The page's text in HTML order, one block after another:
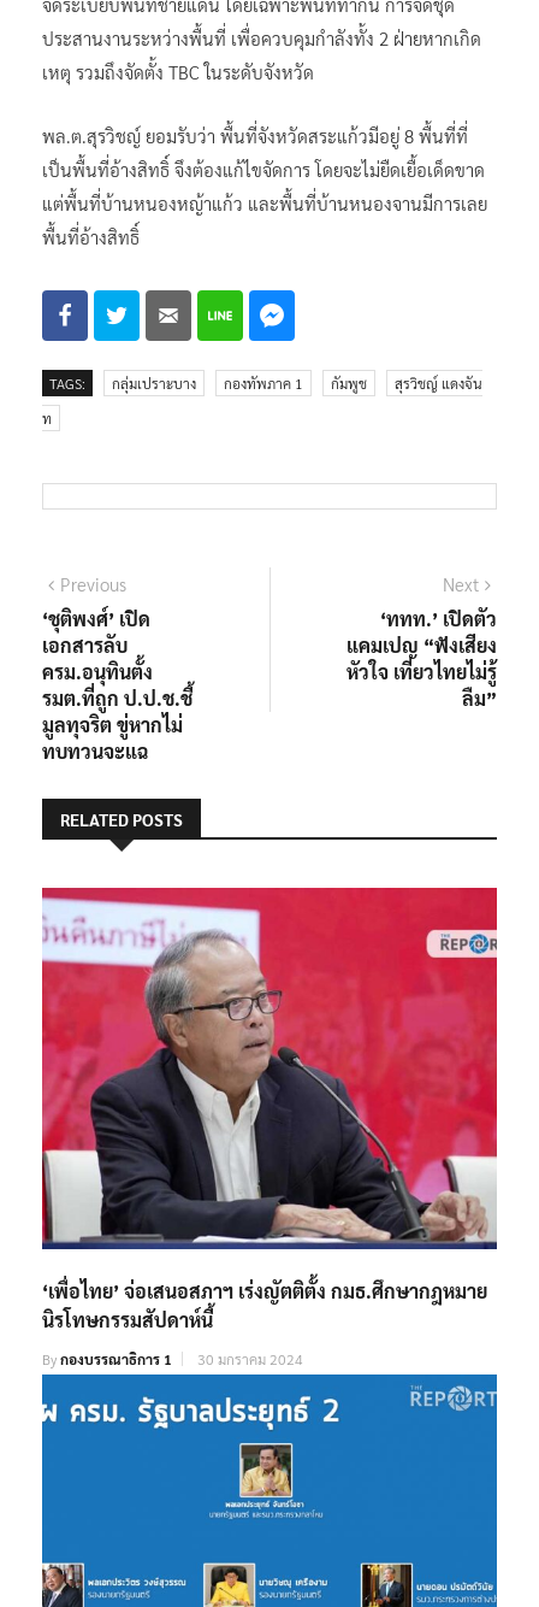
ประสานงานระหว่างพื้นที่ เพื่อควบคุมกำลังทั้ง 2 ฝ่ายหากเกิด
เหตุ รวมถึงจัดตั้ง TBC ในระดับจังหวัด
พล.ต.สุรวิชญ์ ยอมรับว่า พื้นที่จังหวัดสระแก้วมีอยู่ 8 พื้นที่ที่
เป็นพื้นที่อ้างสิทธิ์ จึงต้องแก้ไขจัดการ โดยจะไม่ยืดเยื้อเด็ดขาด
แต่พื้นที่บ้านหนองหญ้าแก้ว และพื้นที่บ้านหนองจานมีการเลย
พื้นที่อ้างสิทธิ์
TAGS: กลุ่มเปราะบาง กองทัพภาค 1 กัมพูช
สุรวิชญ์ แดงจัน
ท
แนะแนว
เรื่อง
PreviousPrevious
post:
‘ชุติพงศ์’ เปิด
เอกสารลับ
ครม.อนุทินตั้ง
รมต.ที่ถูก ป.ป.ช.ชี้
มูลทุจริต ขู่หากไม่
ทบทวนจะแฉ
Next
‘ททท.’ เปิดตัว
แคมเปญ “ฟังเสียง
หัวใจ เที่ยวไทยไม่รู้
ลืม”
RELATED POSTS
‘เพื่อไทย’ จ่อเสนอสภาฯ เร่งญัตติตั้ง กมธ.ศึกษากฎหมาย
นิรโทษกรรมสัปดาห์นี้
Byกองบรรณาธิการ 1 30 มกราคม 2024